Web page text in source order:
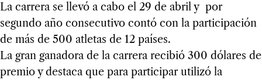
La carrera se llevó a cabo el 29 de abril y por
segundo año consecutivo contó con la participación
de más de 500 atletas de 12 países.
La gran ganadora de la carrera recibió 300 dólares de
premio y destaca que para participar utilizó la